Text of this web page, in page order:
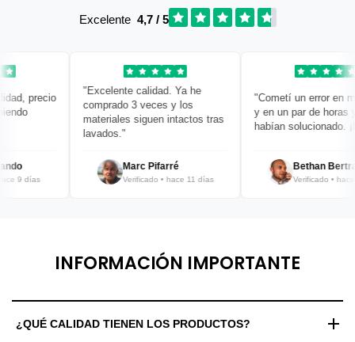
Excelente 4,7 / 5
precio
9 días
"Excelente calidad. Ya he
comprado 3 veces y los
materiales siguen intactos tras
lavados."
Marc Pifarré
Verificado • hace 11 días
"Cometí un error en mi
y en un par de horas ya
habían solucionado.
Bethan
Verificado • hace
INFORMACIÓN IMPORTANTE
¿QUÉ CALIDAD TIENEN LOS PRODUCTOS?